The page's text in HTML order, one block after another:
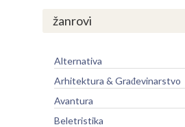
žanrovi
Alternativa
Arhitektura & Građevinarstvo
Avantura
Beletristika